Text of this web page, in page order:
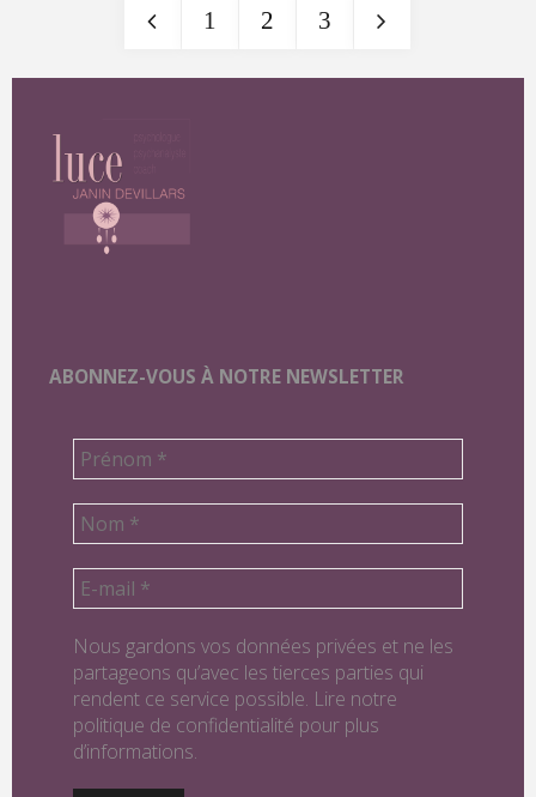
Pagination
des
1 2 3
ABONNEZ-VOUS À NOTRE NEWSLETTER
Nous gardons vos données privées et ne les
partageons qu’avec les tierces parties qui
rendent ce service possible. Lire notre
politique de confidentialité pour plus
d’informations.